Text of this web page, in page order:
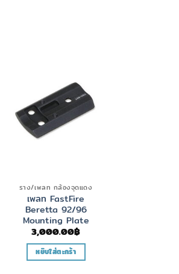
ราง/เพลท กล้องจุดแดง
เพลท FastFire
Beretta 92/96
Mounting Plate
3,000.00฿
หยิบใส่ตะกร้า